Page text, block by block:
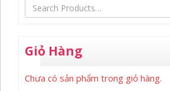
Giỏ Hàng
Chưa có sản phẩm trong giỏ hàng.